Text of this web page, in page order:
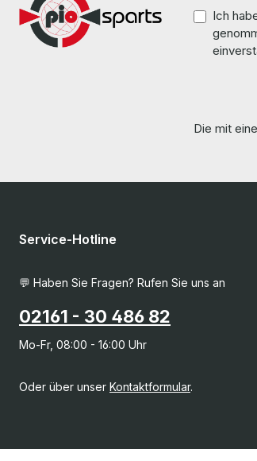
Ich
Die mit
Service-Hotline
💬 Haben Sie Fragen? Rufen Sie uns an
02161 - 30 486 82
Mo-Fr, 08:00 - 16:00 Uhr
Oder über unser Kontaktformular.